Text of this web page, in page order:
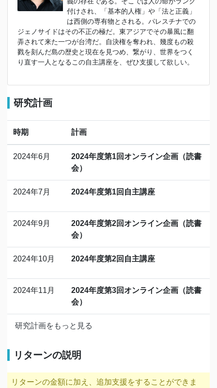
付けされ、「基本的人権」や「法と正義」
は西側の専有物とされる。パレスチナでの
ジェノサイドはその不正の極だ。東アジアでその暴風に翻
弄されて来た一つが台湾だ。自決権を奪われ、幾度もの殺
戮を刻んだ島の歴史と現在を見つめ、繋がり、世界をつく
り直す一人となるこの自主講座を、ぜひ支援して欲しい。
研究計画
時期 計画
2024年6月
2024年度第1回オンライン企画（読書
会）
2024年7月 2024年度第1回自主講座
2024年9月
2024年度第2回オンライン企画（読書
会）
2024年10月 2024年度第2回自主講座
2024年11月
2024年度第3回オンライン企画（読書
会）
研究計画をもっと見る
リターンの説明
リターンの金額に加え、追加支援をすることができま